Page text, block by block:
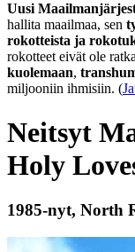
Uusi
hallita maailmaa, sen
rokotteista ja
rokotteet eivät ole
kuolemaan,
miljooniin ihmisiin. (
Neitsyt
Holy
1985-nyt, North